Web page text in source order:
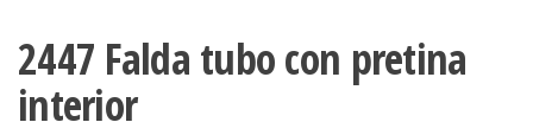
2447 Falda tubo con pretina
interior